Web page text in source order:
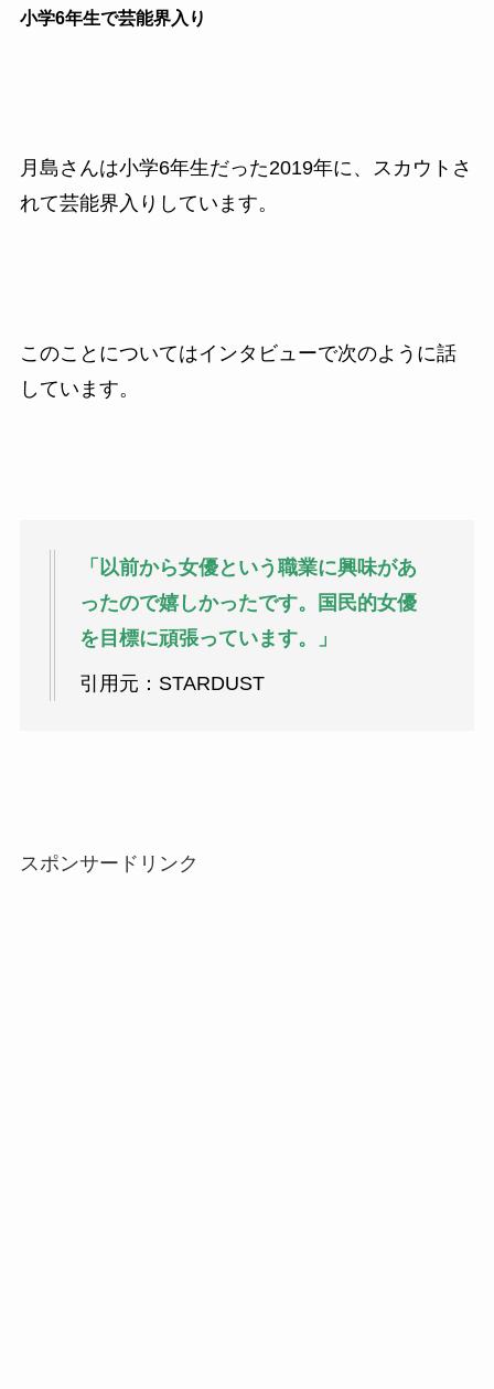
小学6年生で芸能界入り
月島さんは小学6年生だった2019年に、スカウトさ
れて芸能界入りしています。
このことについてはインタビューで次のように話
しています。
「以前から女優という職業に興味があ
ったので嬉しかったです。国民的女優
を目標に頑張っています。」
引用元：STARDUST
スポンサードリンク